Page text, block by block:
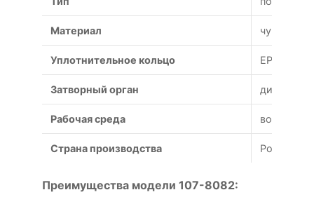
Материал чугун
Уплотнительное кольцо EPDM
Затворный орган дисковый
Рабочая среда вода
Страна производства Россия
Преимущества модели 107-8082: